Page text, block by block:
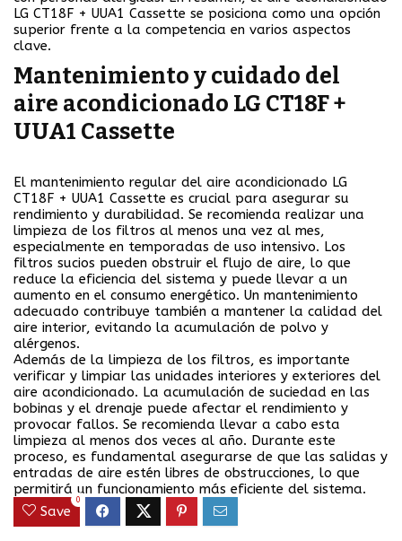
LG CT18F + UUA1 Cassette se posiciona como una opción
superior frente a la competencia en varios aspectos
clave.
Mantenimiento y cuidado del
aire acondicionado LG CT18F +
UUA1 Cassette
El mantenimiento regular del aire acondicionado LG
CT18F + UUA1 Cassette es crucial para asegurar su
rendimiento y durabilidad. Se recomienda realizar una
limpieza de los filtros al menos una vez al mes,
especialmente en temporadas de uso intensivo. Los
filtros sucios pueden obstruir el flujo de aire, lo que
reduce la eficiencia del sistema y puede llevar a un
aumento en el consumo energético. Un mantenimiento
adecuado contribuye también a mantener la calidad del
aire interior, evitando la acumulación de polvo y
alérgenos.
Además de la limpieza de los filtros, es importante
verificar y limpiar las unidades interiores y exteriores del
aire acondicionado. La acumulación de suciedad en las
bobinas y el drenaje puede afectar el rendimiento y
provocar fallos. Se recomienda llevar a cabo esta
limpieza al menos dos veces al año. Durante este
proceso, es fundamental asegurarse de que las salidas y
entradas de aire estén libres de obstrucciones, lo que
permitirá un funcionamiento más eficiente del sistema.
Save
0